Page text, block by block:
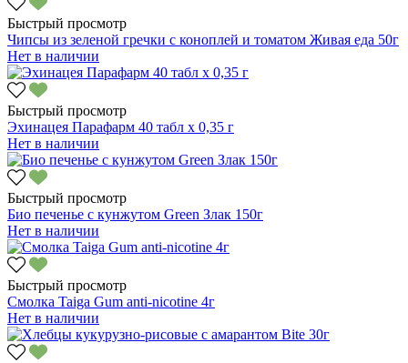
Быстрый просмотр
Чипсы из зеленой гречки с коноплей и томатом Живая еда 50г
Нет в наличии
Быстрый просмотр
Эхинацея Парафарм 40 табл х 0,35 г
Нет в наличии
Быстрый просмотр
Био печенье с кунжутом Green Злак 150г
Нет в наличии
Быстрый просмотр
Смолка Taiga Gum anti-nicotine 4г
Нет в наличии